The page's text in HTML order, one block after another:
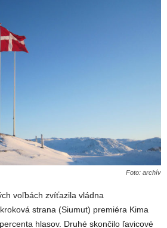
Foto: archív
voľbách zvíťazila vládna
strana (Siumut) premiéra Kima
hlasov. Druhé skončilo ľavicové